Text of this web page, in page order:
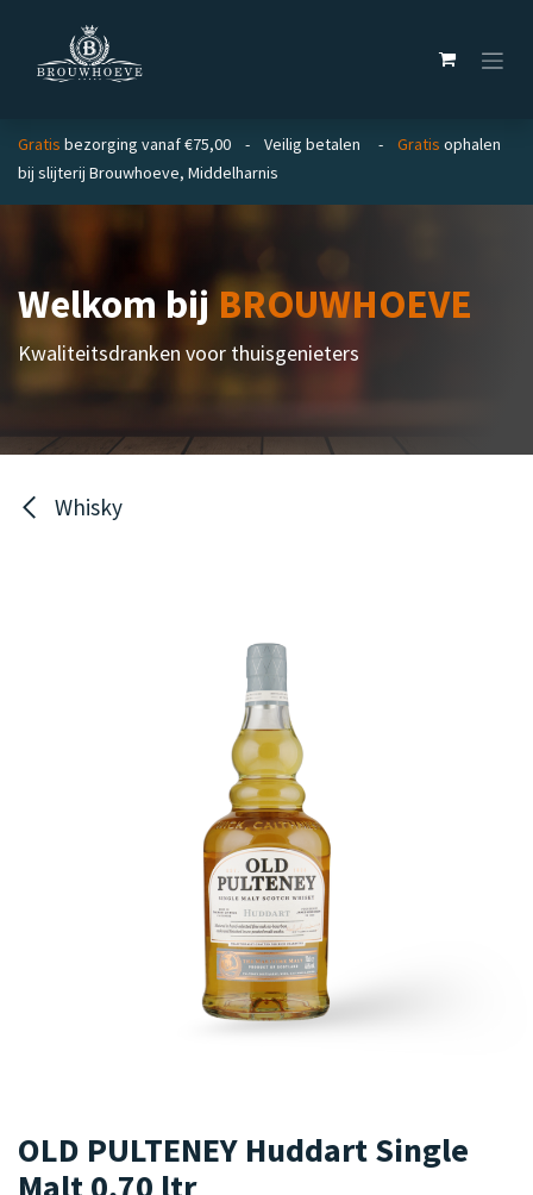
Gratis bezorging vanaf €75,00 - Veilig betalen - Gratis ophalen
bij slijterij Brouwhoeve, Middelharnis
Welkom bijBROUWHOEVE
Kwaliteitsdranken voor thuisgenieters
Whisky
OLD PULTENEY Huddart Single